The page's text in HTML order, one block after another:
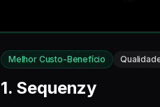
Melhor Custo-Benefício
1. Sequenzy